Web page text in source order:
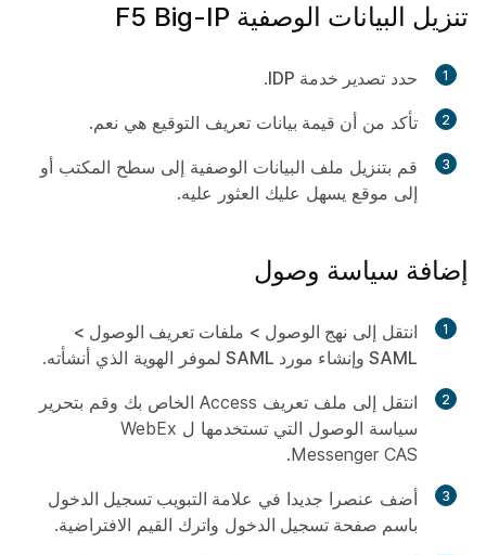
تنزيل البيانات الوصفية F5 Big-IP
1 حدد تصدير خدمة IDP .
2 تأكد من أن قيمة بيانات تعريف التوقيع هي نعم.
3
قم بتنزيل ملف البيانات الوصفية إلى سطح المكتب أو
إلى موقع يسهل عليك العثور عليه.
إضافة سياسة وصول
1 انتقل إلى نهج الوصول > ملفات تعريف الوصول >
SAML وإنشاء مورد SAML
لموفر الهوية الذي أنشأته.
2
انتقل إلى ملف تعريف Access الخاص بك وقم بتحرير
سياسة الوصول التي تستخدمها ل WebEx
Messenger CAS.
3 أضف عنصرا جديدا في علامة التبويب تسجيل الدخول
باسم صفحة تسجيل الدخول واترك القيم الافتراضية.